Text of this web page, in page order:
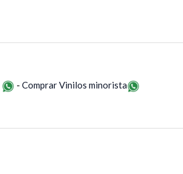
- Comprar Vinilos minorista